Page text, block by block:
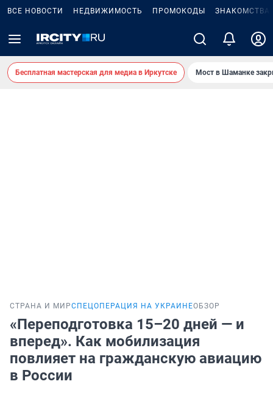
ВСЕ НОВОСТИ НЕДВИЖИМОСТЬ ПРОМОКОДЫ ЗНАКОМСТВА
Бесплатная мастерская для медиа в Иркутске Мост в Шаманке
СТРАНА И МИРСПЕЦОПЕРАЦИЯ НА УКРАИНЕОБЗОР
«Переподготовка 15–20 дней — и
вперед». Как мобилизация
повлияет на гражданскую авиацию
в России